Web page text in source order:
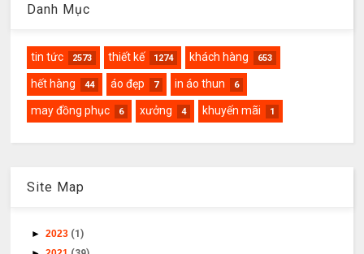
Danh Mục
tin tức 2573 thiết kế 1274 khách hàng 653
hết hàng 44 áo đẹp 7 in áo thun 6
may đồng phục 6 xưởng 4 khuyến mãi 1
Site Map
►2023 (1)